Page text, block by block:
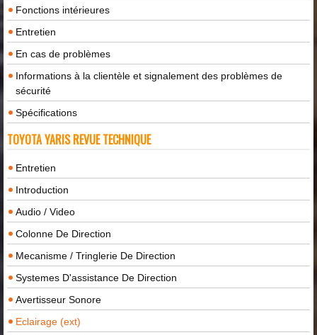
Fonctions intérieures
Entretien
En cas de problèmes
Informations à la clientèle et signalement des problèmes de
sécurité
Spécifications
TOYOTA YARIS REVUE TECHNIQUE
Entretien
Introduction
Audio / Video
Colonne De Direction
Mecanisme / Tringlerie De Direction
Systemes D'assistance De Direction
Avertisseur Sonore
Eclairage (ext)